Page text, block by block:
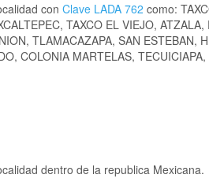
con Clave LADA 762 como:
TAXCO EL VIEJO,
TLAMACAZAPA, SAN ESTEBAN,
COLONIA MARTELAS, TECUICIAPA,
dentro de la republica Mexicana.